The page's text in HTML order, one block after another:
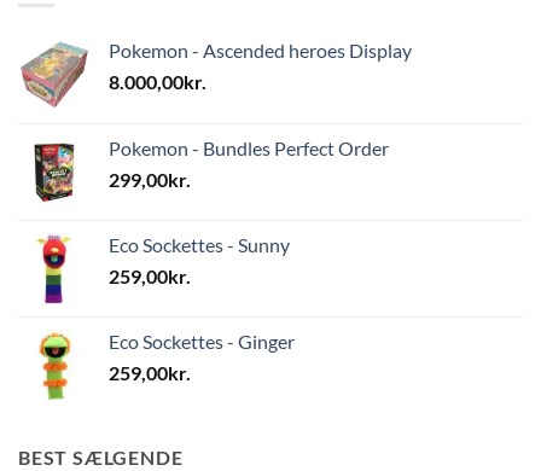
på
varesiden
på
Pokemon - Ascended heroes Display
8.000,00kr.
Pokemon - Bundles Perfect Order
299,00kr.
Eco Sockettes - Sunny
259,00kr.
Eco Sockettes - Ginger
259,00kr.
BEST SÆLGENDE